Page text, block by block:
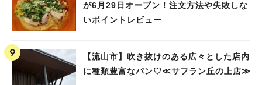
が6月29日オープン！注文方法や失敗しな
いポイントレビュー
【流山市】吹き抜けのある広々とした店内
に種類豊富なパン♡≪サフラン丘の上店≫